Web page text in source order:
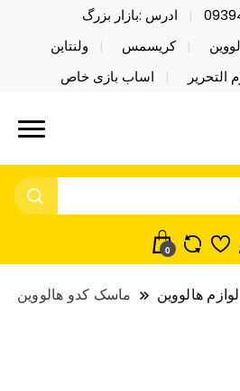
ادرس :بازار بزرگ
کریسمس
ولنتاین
اساب بازی خاص
کریسمس اکسسوری
بازی تراول ماگ نایکر
ولن تاین کادویی
واردات مستقیم
0
هالووین ماسک کدو هالووین